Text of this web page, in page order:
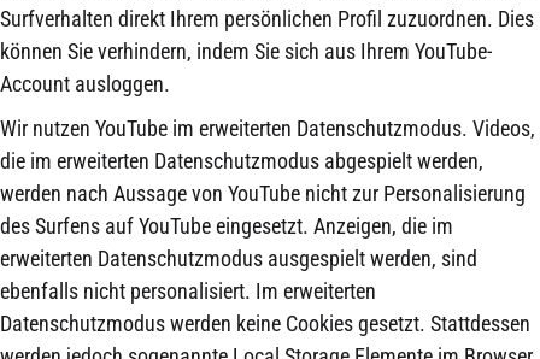
Surfverhalten direkt Ihrem persönlichen Profil zuzuordnen. Dies
können Sie verhindern, indem Sie sich aus Ihrem YouTube-
Account ausloggen.
Wir nutzen YouTube im erweiterten Datenschutzmodus. Videos,
die im erweiterten Datenschutzmodus abgespielt werden,
werden nach Aussage von YouTube nicht zur Personalisierung
des Surfens auf YouTube eingesetzt. Anzeigen, die im
erweiterten Datenschutzmodus ausgespielt werden, sind
ebenfalls nicht personalisiert. Im erweiterten
Datenschutzmodus werden keine Cookies gesetzt. Stattdessen